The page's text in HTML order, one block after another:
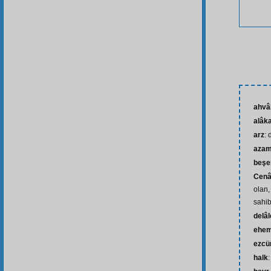
arz:
olan,
halk